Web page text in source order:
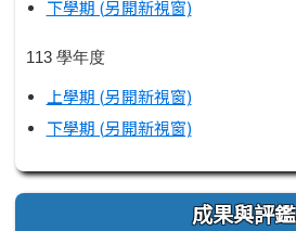
下學期 (另開新視窗)
113 學年度
上學期 (另開新視窗)
下學期 (另開新視窗)
成果與評鑑